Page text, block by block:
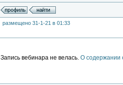
размещено 31-1-21 в 01:33
Запись вебинара не велась. О содержании